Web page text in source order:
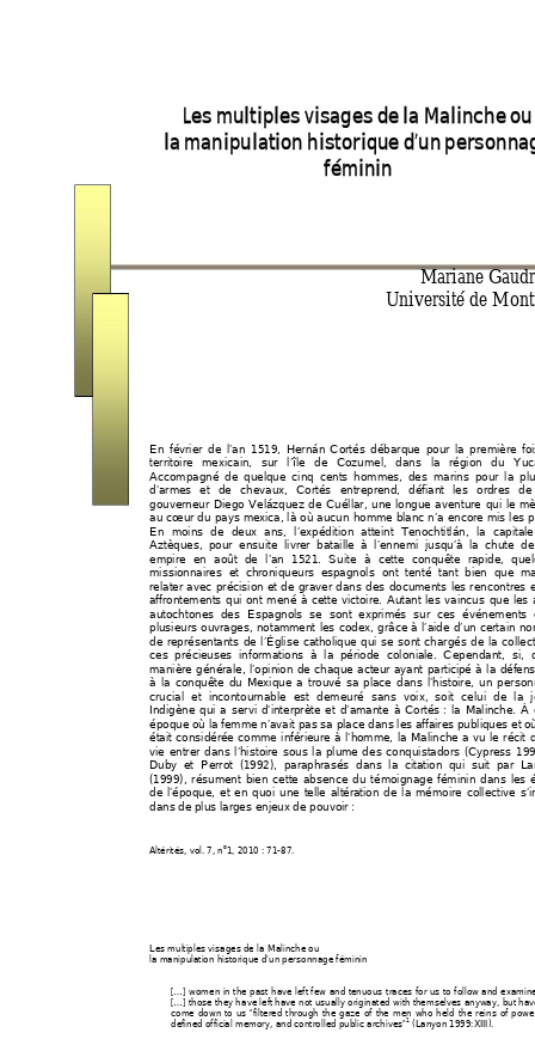
Altérités, vol. 7, no1, 2010 : 71-87.
Les multiples visages de la Malinche ou
la manipulation historique d’un
féminin
Mariane
Université de
En février de l’an 1519, Hernán Cortés débarque pour la première
territoire mexicain, sur l’île de Cozumel, dans la région du
Accompagné de quelque cinq cents hommes, des marins pour la
d’armes et de chevaux, Cortés entreprend, défiant les ordres
gouverneur Diego Velázquez de Cuéllar, une longue aventure qui le
au cœur du pays mexica, là où aucun homme blanc n’a encore mis les
En moins de deux ans, l’expédition atteint Tenochtitlán, la
Aztèques, pour ensuite livrer bataille à l’ennemi jusqu’à la chute
empire en août de l’an 1521. Suite à cette conquête rapide,
missionnaires et chroniqueurs espagnols ont tenté tant bien que
relater avec précision et de graver dans des documents les rencontres
affrontements qui ont mené à cette victoire. Autant les vaincus que les
autochtones des Espagnols se sont exprimés sur ces
plusieurs ouvrages, notamment les codex, grâce à l’aide d’un certain
de représentants de l’Église catholique qui se sont chargés de la coll
ces précieuses informations à la période coloniale. Cependant, si,
manière générale, l’opinion de chaque acteur ayant participé à la
à la conquête du Mexique a trouvé sa place dans l’histoire, un
crucial et incontournable est demeuré sans voix, soit celui de la
Indigène qui a servi d’interprète et d’amante à Cortés : la Malinche.
époque où la femme n’avait pas sa place dans les affaires publiques et
était considérée comme inférieure à l’homme, la Malinche a vu le récit
vie entrer dans l’histoire sous la plume des conquistadors (Cypress
Duby et Perrot (1992), paraphrasés dans la citation qui suit par
(1999), résument bien cette absence du témoignage féminin dans les
de l’époque, et en quoi une telle altération de la mémoire collective
dans de plus larges enjeux de pouvoir :
Les multiples visages de la Malinche ou
la manipulation historique d’un personnage féminin
[…] women in the past have left few and tenuous traces for us to follow and
[…] those they have left have not usually originated with themselves anyway, but
come down to us “filtered through the gaze of the men who held the reins of
defined official memory, and controlled public archives”1 (Lanyon 1999:XIII).